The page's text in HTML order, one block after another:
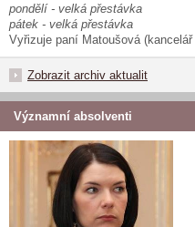
pondělí - velká přestávka
pátek - velká přestávka
Vyřizuje paní Matoušová (kancelář
Zobrazit archiv aktualit
Významní absolventi